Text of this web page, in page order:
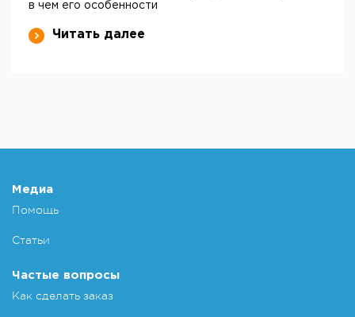
в чем его особенности
Читать далее
Медиа
Помощь
Статьи
Частые вопросы
Как сделать заказ